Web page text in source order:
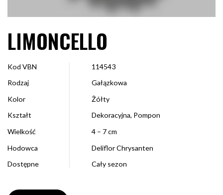
LIMONCELLO
Kod VBN
114543
Rodzaj
Gałązkowa
Kolor
Żółty
Kształt
Dekoracyjna, Pompon
Wielkość
4 – 7 cm
Hodowca
Deliflor Chrysanten
Dostępne
Cały sezon